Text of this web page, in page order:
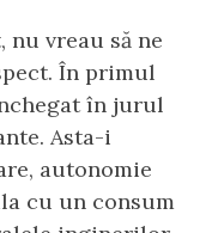
vreau să ne
În primul
în jurul
Asta-i
autonomie
cu un consum